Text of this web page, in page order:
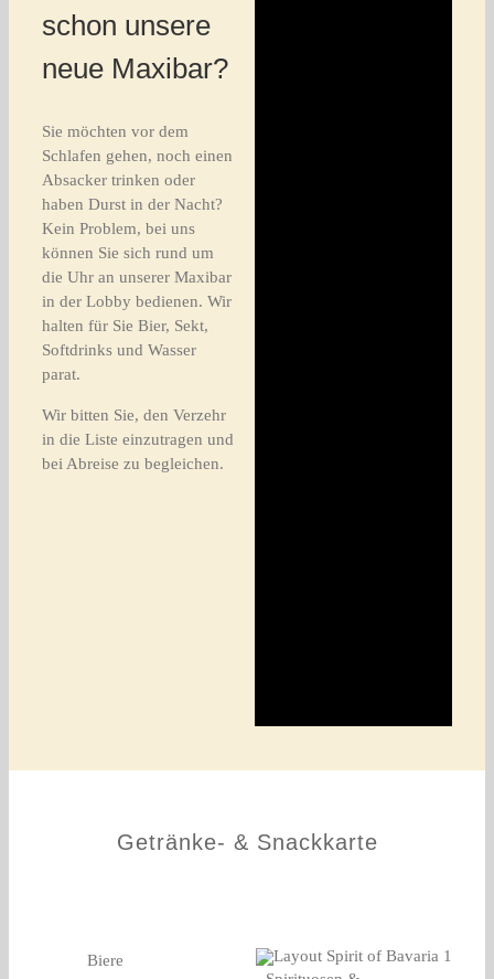
schon unsere
neue Maxibar?
Sie möchten vor dem
Schlafen gehen, noch einen
Absacker trinken oder
haben Durst in der Nacht?
Kein Problem, bei uns
können Sie sich rund um
die Uhr an unserer Maxibar
in der Lobby bedienen. Wir
halten für Sie Bier, Sekt,
Softdrinks und Wasser
parat.
Wir bitten Sie, den Verzehr
in die Liste einzutragen und
bei Abreise zu begleichen.
Getränke- & Snackkarte
Biere